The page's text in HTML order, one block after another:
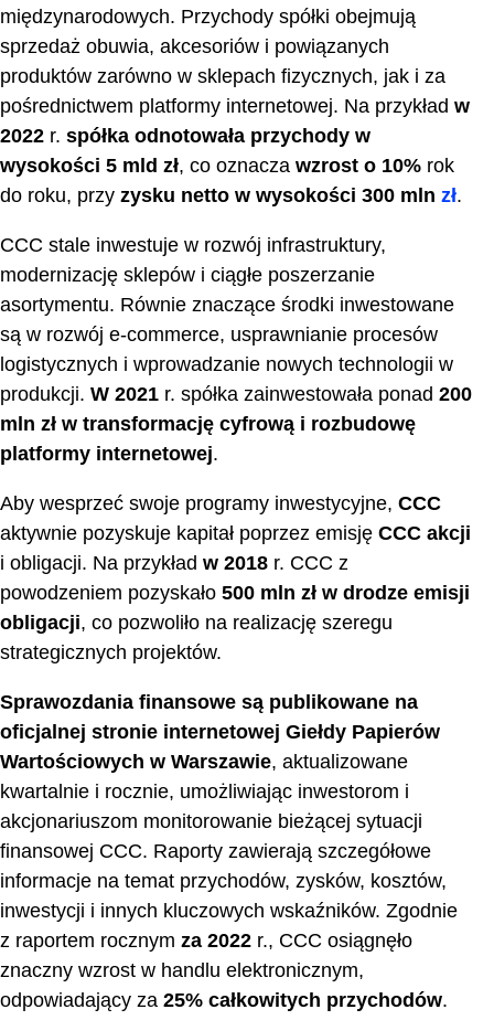
międzynarodowych. Przychody spółki obejmują
sprzedaż obuwia, akcesoriów i powiązanych
produktów zarówno w sklepach fizycznych, jak i za
pośrednictwem platformy internetowej. Na przykład w
2022 r. spółka odnotowała przychody w
wysokości 5 mld zł, co oznacza wzrost o 10% rok
do roku, przy zysku netto w wysokości 300 mln zł.
CCC stale inwestuje w rozwój infrastruktury,
modernizację sklepów i ciągłe poszerzanie
asortymentu. Równie znaczące środki inwestowane
są w rozwój e-commerce, usprawnianie procesów
logistycznych i wprowadzanie nowych technologii w
produkcji. W 2021 r. spółka zainwestowała ponad 200
mln zł w transformację cyfrową i rozbudowę
platformy internetowej.
Aby wesprzeć swoje programy inwestycyjne, CCC
aktywnie pozyskuje kapitał poprzez emisję CCC akcji
i obligacji. Na przykład w 2018 r. CCC z
powodzeniem pozyskało 500 mln zł w drodze emisji
obligacji, co pozwoliło na realizację szeregu
strategicznych projektów.
Sprawozdania finansowe są publikowane na
oficjalnej stronie internetowej Giełdy Papierów
Wartościowych w Warszawie, aktualizowane
kwartalnie i rocznie, umożliwiając inwestorom i
akcjonariuszom monitorowanie bieżącej sytuacji
finansowej CCC. Raporty zawierają szczegółowe
informacje na temat przychodów, zysków, kosztów,
inwestycji i innych kluczowych wskaźników. Zgodnie
z raportem rocznym za 2022 r., CCC osiągnęło
znaczny wzrost w handlu elektronicznym,
odpowiadający za 25% całkowitych przychodów.